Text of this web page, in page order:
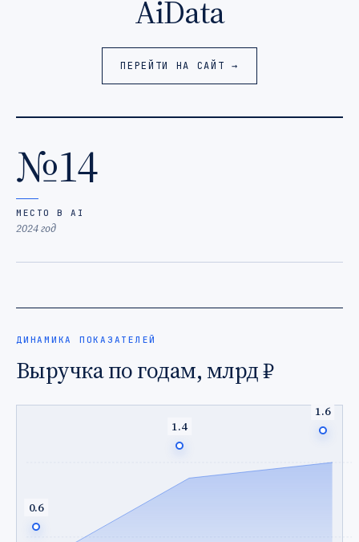
AiData
ПЕРЕЙТИ НА САЙТ →
№14
МЕСТО В AI
2024 год
ДИНАМИКА ПОКАЗАТЕЛЕЙ
Выручка по годам, млрд ₽
0.6
1.4
1.6